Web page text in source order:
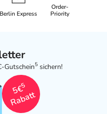
Berlin Express
Order-
Priority
Gutschein5 sichern!
5€
5
Rabatt